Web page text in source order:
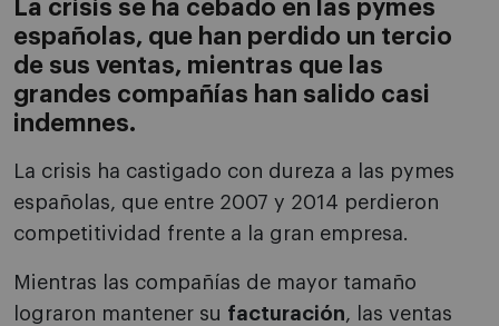
La crisis se ha cebado en las pymes
españolas, que han perdido un tercio
de sus ventas, mientras que las
grandes compañías han salido casi
indemnes.
La crisis ha castigado con dureza a las pymes
españolas, que entre 2007 y 2014 perdieron
competitividad frente a la gran empresa.
Mientras las compañías de mayor tamaño
lograron mantener su facturación, las ventas